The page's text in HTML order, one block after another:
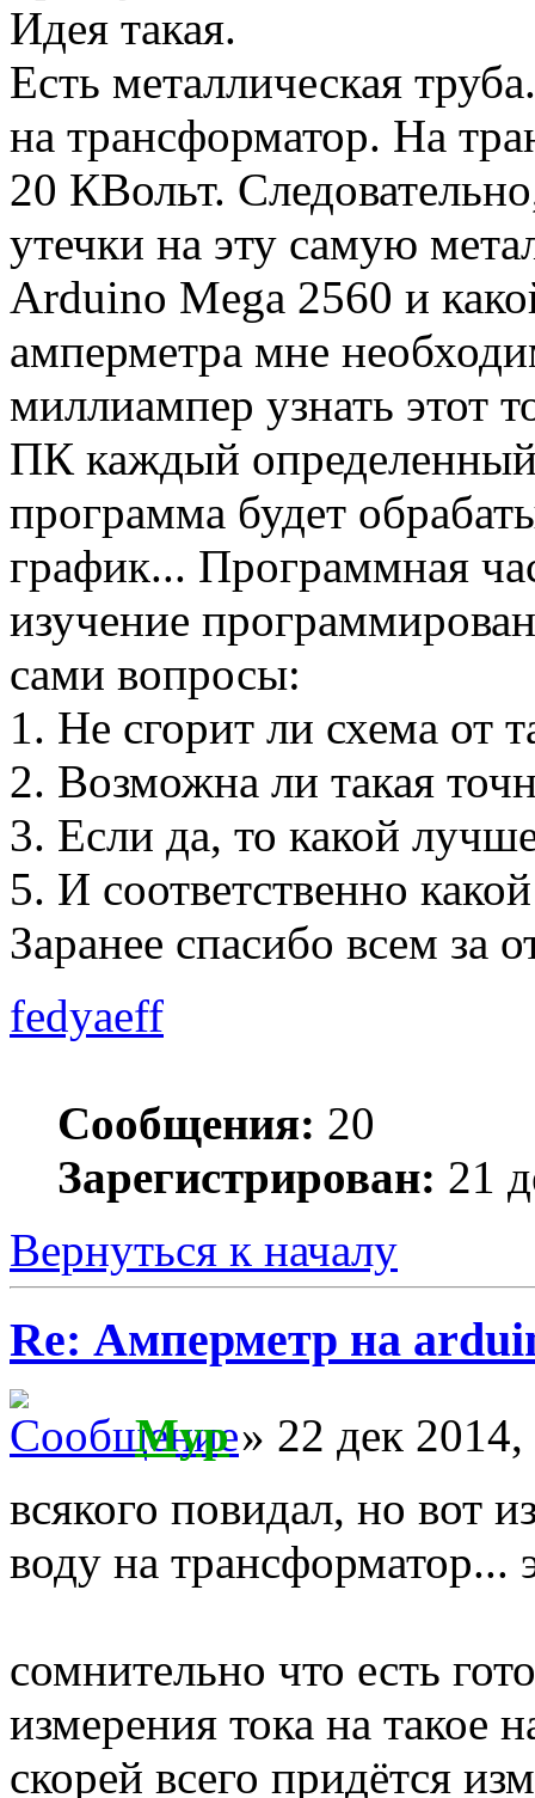
Идея такая.
Есть металлическая
на трансформатор. На
20 КВольт.
утечки на эту самую
Arduino Mega 2560 и
амперметра мне
миллиампер узнать этот
ПК каждый
программа будет
график... Программная
изучение
сами вопросы:
1. Не сгорит ли схема от
2. Возможна ли такая
3. Если да, то какой
5. И соответственно
Заранее спасибо всем за
fedyaeff
Сообщения: 20
Зарегистрирован: 21
Вернуться к началу
Re: Амперметр на
Myp» 22 дек 2014,
всякого повидал, но вот
воду на трансформатор...
сомнительно что есть
измерения тока на такое
скорей всего придётся